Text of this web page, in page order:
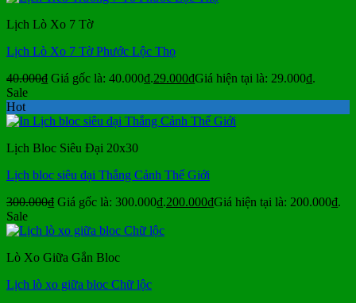
Lịch Lò Xo 7 Tờ
Lịch Lò Xo 7 Tờ Phước Lộc Thọ
40.000₫ Giá gốc là: 40.000₫.29.000₫Giá hiện tại là: 29.000₫.
Sale
Hot
Lịch Bloc Siêu Đại 20x30
Lịch bloc siêu đại Thắng Cảnh Thế Giới
300.000₫ Giá gốc là: 300.000₫.200.000₫Giá hiện tại là: 200.000₫.
Sale
Lò Xo Giữa Gắn Bloc
Lịch lò xo giữa bloc Chữ lộc